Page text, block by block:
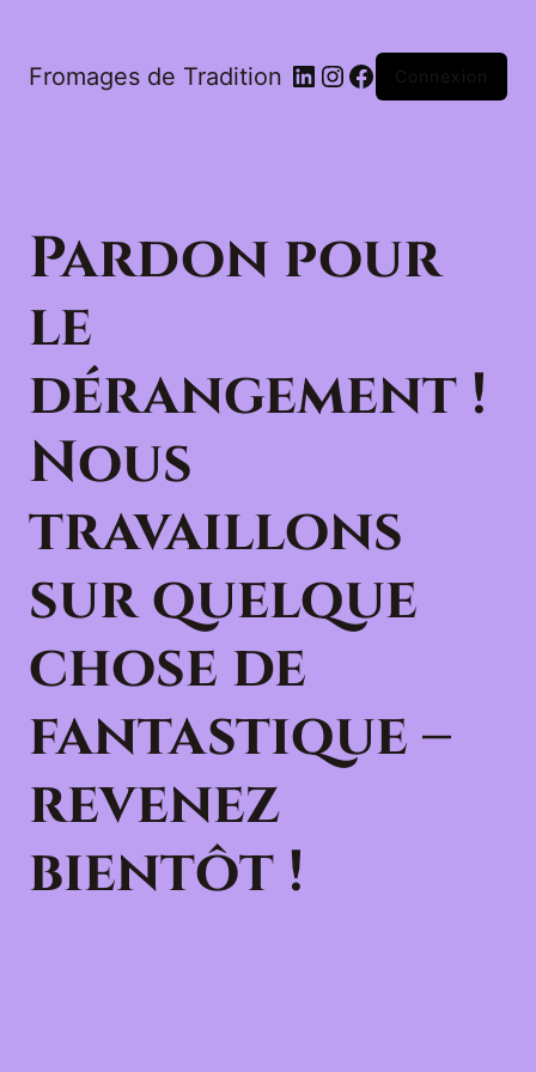
Fromages de Tradition LinkedIn
Instagram
Facebook
Connexion
Pardon pour
le
dérangement !
Nous
travaillons
sur quelque
chose de
fantastique –
revenez
bientôt !